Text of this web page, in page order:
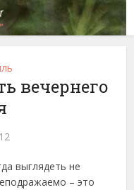
вечернего
выглядеть не
– это